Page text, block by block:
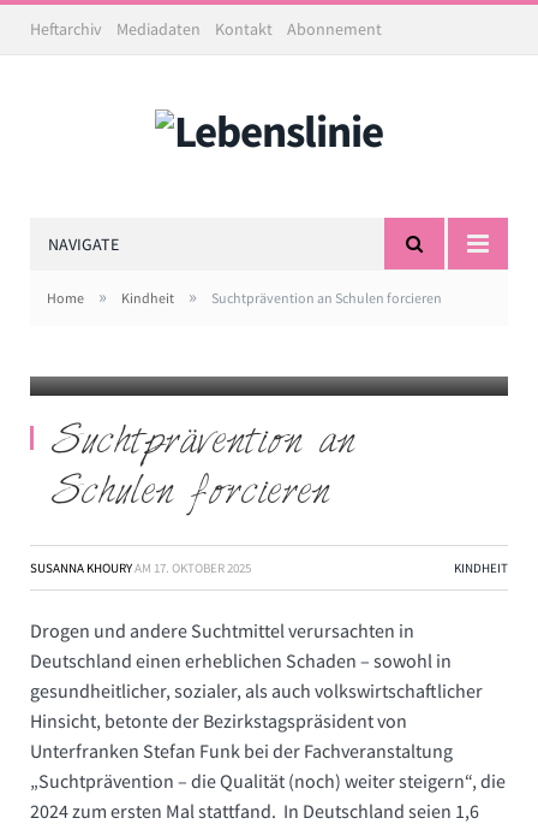
Heftarchiv Mediadaten Kontakt Abonnement
NAVIGATE
Home » Kindheit » Suchtprävention an Schulen forcieren
Suchtprävention an
Schulen forcieren
SUSANNA KHOURYAM 17. OKTOBER 2025 KINDHEIT
Drogen und andere Suchtmittel verursachten in
Deutschland einen erheblichen Schaden – sowohl in
gesundheitlicher, sozialer, als auch volkswirtschaftlicher
Hinsicht, betonte der Bezirkstagspräsident von
Unterfranken Stefan Funk bei der Fachveranstaltung
„Suchtprävention – die Qualität (noch) weiter steigern“, die
2024 zum ersten Mal stattfand. In Deutschland seien 1,6